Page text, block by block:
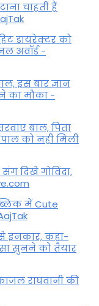
चाहती हैं
डायरेक्टर को
अवॉर्ड -
इस बार ज्ञान
का मौका -
बाल, पिता
को नही मिली
दिखे गोविंदा,
में Cute
से इनकार, कहा-
सुनने को तैयार
राघवानी की